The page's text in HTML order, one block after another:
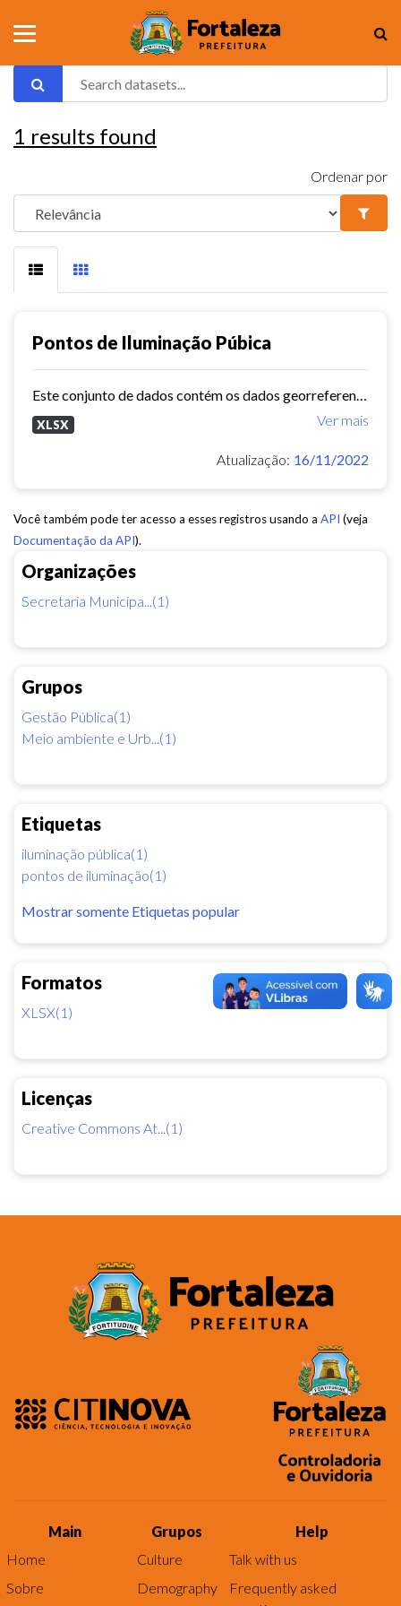
Organizações
Secretaria Municipa...(1)
Grupos
Gestão Pública(1)
Meio ambiente e Urb...(1)
Etiquetas
iluminação pública(1)
pontos de iluminação(1)
Mostrar somente Etiquetas popular
Formatos
XLSX(1)
Licenças
Creative Commons At...(1)
1 results found
Ordenar por
Pontos de Iluminação Púbica
Ver mais
XLSX
Atualização: 16/11/2022
Você também pode ter acesso a esses registros usando a API (veja
Documentação da API).
Main
Home
Sobre
Grupos
Culture
Demography
Help
Talk with us
Frequently asked